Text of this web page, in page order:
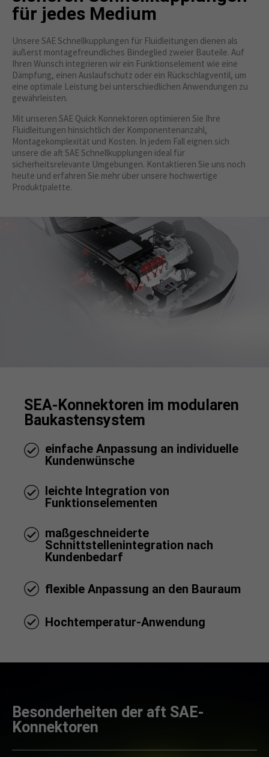
About us
Lorem ipsum dolor sit amet, consectetuer
adipiscing elit.
Aenean commodo ligula eget dolor. Aenean massa. Cum
sociis natoque penatibus et magnis dis parturient
ultricies nec.
für jedes Medium
Unsere SAE Schnellkupplungen für Fluidleitungen dienen als
äußerst montagefreundliches Bindeglied zweier Bauteile. Auf
Ihren Wunsch integrieren wir ein Funktionselement wie eine
Dämpfung, einen Auslaufschutz oder ein Rückschlagventil, um
eine optimale Leistung bei unterschiedlichen Anwendungen zu
gewährleisten.
Mit unseren SAE Quick Konnektoren optimieren Sie Ihre
Fluidleitungen hinsichtlich der Komponentenanzahl,
Montagekomplexität und Kosten. In jedem Fall eignen sich
unsere die aft SAE Schnellkupplungen ideal für
sicherheitsrelevante Umgebungen. Kontaktieren Sie uns noch
heute und erfahren Sie mehr über unsere hochwertige
Produktpalette.
SEA-Konnektoren im modularen
Baukastensystem
einfache Anpassung an individuelle
Kundenwünsche
leichte Integration von
Funktionselementen
maßgeschneiderte
Schnittstellenintegration nach
Kundenbedarf
flexible Anpassung an den Bauraum
Hochtemperatur-Anwendung
Besonderheiten der aft SAE-
Konnektoren